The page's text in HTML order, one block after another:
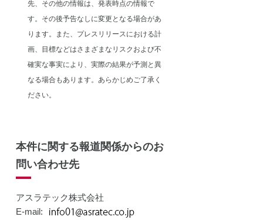
先、その他の情報は、発表時点の情報で
す。その後予告なしに変更となる場合があ
ります。また、プレスリリースにおける計
画、目標などはさまざまなリスクおよび不
確実な事実により、実際の結果が予測と異
なる場合もあります。あらかじめご了承く
ださい。
本件に関する報道関係からのお
問い合わせ先
アスラテック株式会社
E-mail: